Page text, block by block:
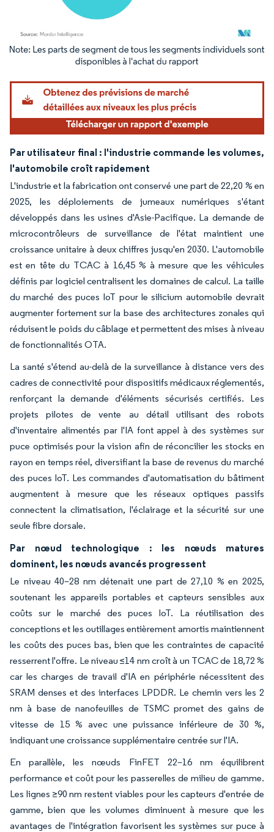
Image © Mordor Intelligence. La réutilisation nécessite une attribution sous CC BY
Par utilisateur final : l'industrie commande les volumes,
l'automobile croît rapidement
L'industrie et la fabrication ont conservé une part de 22,20 % en
2025, les déploiements de jumeaux numériques s'étant
développés dans les usines d'Asie-Pacifique. La demande de
microcontrôleurs de surveillance de l'état maintient une
croissance unitaire à deux chiffres jusqu'en 2030. L'automobile
est en tête du TCAC à 16,45 % à mesure que les véhicules
définis par logiciel centralisent les domaines de calcul. La taille
du marché des puces IoT pour le silicium automobile devrait
augmenter fortement sur la base des architectures zonales qui
réduisent le poids du câblage et permettent des mises à niveau
de fonctionnalités OTA.
La santé s'étend au-delà de la surveillance à distance vers des
cadres de connectivité pour dispositifs médicaux réglementés,
renforçant la demande d'éléments sécurisés certifiés. Les
projets pilotes de vente au détail utilisant des robots
d'inventaire alimentés par l'IA font appel à des systèmes sur
puce optimisés pour la vision afin de réconcilier les stocks en
rayon en temps réel, diversifiant la base de revenus du marché
des puces IoT. Les commandes d'automatisation du bâtiment
augmentent à mesure que les réseaux optiques passifs
connectent la climatisation, l'éclairage et la sécurité sur une
seule fibre dorsale.
Par nœud technologique : les nœuds matures
dominent, les nœuds avancés progressent
Le niveau 40–28 nm détenait une part de 27,10 % en 2025,
soutenant les appareils portables et capteurs sensibles aux
coûts sur le marché des puces IoT. La réutilisation des
conceptions et les outillages entièrement amortis maintiennent
les coûts des puces bas, bien que les contraintes de capacité
resserrent l'offre. Le niveau ≤14 nm croît à un TCAC de 18,72 %
car les charges de travail d'IA en périphérie nécessitent des
SRAM denses et des interfaces LPDDR. Le chemin vers les 2
nm à base de nanofeuilles de TSMC promet des gains de
vitesse de 15 % avec une puissance inférieure de 30 %,
indiquant une croissance supplémentaire centrée sur l'IA.
En parallèle, les nœuds FinFET 22–16 nm équilibrent
performance et coût pour les passerelles de milieu de gamme.
Les lignes ≥90 nm restent viables pour les capteurs d'entrée de
gamme, bien que les volumes diminuent à mesure que les
avantages de l'intégration favorisent les systèmes sur puce à